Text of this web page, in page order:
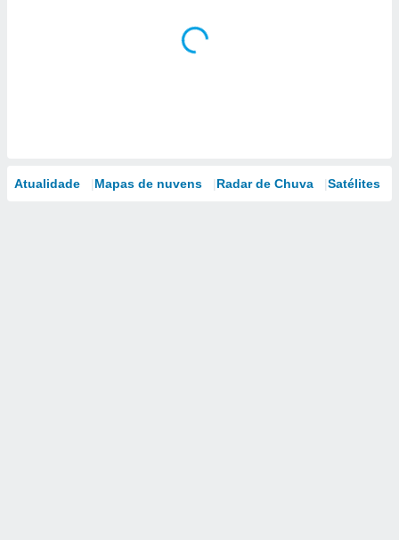
Atualidade Mapas de nuvens Radar de Chuva Satélites